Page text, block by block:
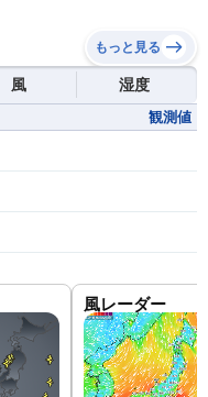
もっと見る
風 湿度
観測値
風レーダー